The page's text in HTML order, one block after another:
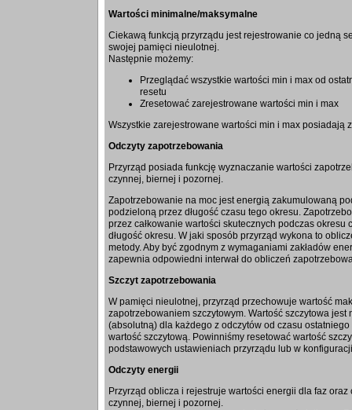
Wartości minimalne/maksymalne
Ciekawą funkcją przyrządu jest rejestrowanie co jedną
swojej pamięci nieulotnej.
Następnie możemy:
Przeglądać wszystkie wartości min i max od
resetu
Zresetować zarejestrowane wartości min i max
Wszystkie zarejestrowane wartości min i max posiadają
Odczyty zapotrzebowania
Przyrząd posiada funkcję wyznaczanie wartości
czynnej, biernej i pozornej.
Zapotrzebowanie na moc jest energią zakumulowaną
podzieloną przez długość czasu tego okresu.
przez całkowanie wartości skutecznych podczas okresu
długość okresu. W jaki sposób przyrząd wykona to
metody. Aby być zgodnym z wymaganiami zakładów
zapewnia odpowiedni interwał do obliczeń
Szczyt zapotrzebowania
W pamięci nieulotnej, przyrząd przechowuje wartość
zapotrzebowaniem szczytowym. Wartość szczytowa jest
(absolutną) dla każdego z odczytów od czasu
wartość szczytową. Powinniśmy resetować wartość
podstawowych ustawieniach przyrządu lub w
Odczyty energii
Przyrząd oblicza i rejestruje wartości energii dla faz oraz
czynnej, biernej i pozornej.